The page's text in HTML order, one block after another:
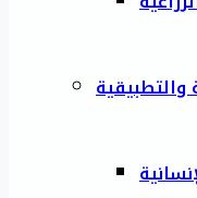
والتطبيقية